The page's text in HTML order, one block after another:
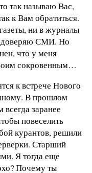
так называю Вас,
к Вам обратиться.
ни в журналы
доверяю СМИ. Но
что у меня
сокровенным…
к встрече Нового
В прошлом
заранее
повеселить
курантов, решили
Старший
Я тогда еще
Почему ты